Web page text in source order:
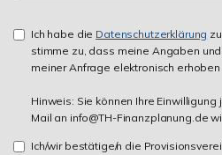
Ich habe die Datenschutzerklärung
stimme zu, dass meine Angaben
meiner Anfrage elektronisch
Hinweis: Sie können Ihre
Mail an info@TH-Finanzplanung.de
Ich/wir bestätige/n die